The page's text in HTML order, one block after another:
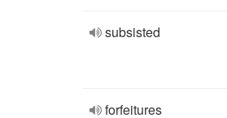
subsisted
forfeitures